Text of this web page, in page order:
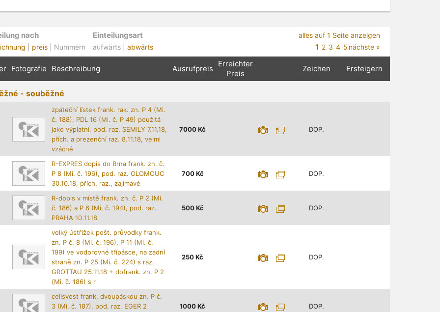
nach
preis| Nummern
Einteilungsart
aufwärts | abwärts
alles auf 1 Seite anzeigen
1 2 3 4 5 nächste »
Fotografie Beschreibung Ausrufpreis
Erreichter
Preis
Zeichen Ersteigern
- souběžné
zpáteční lístek frank. rak. zn. P 4 (Mi.
č. 188), PDL 16 (Mi. č. P 49) použitá
jako výplatní, pod. raz. SEMILY 7.11.18,
přích. a prezenční raz. 8.11.18, velmi
vzácné
7000Kč DOP.
R-EXPRES dopis do Brna frank. zn. č.
P 8 (Mi. č. 196), pod. raz. OLOMOUC
30.10.18, přích. raz., zajímavé
700 Kč DOP.
R-dopis v místě frank. zn. č. P 2 (Mi.
č. 186) a P 6 (Mi. č. 194), pod. raz.
PRAHA 10.11.18
500 Kč DOP.
velký ústřižek pošt. průvodky frank.
zn. P č. 8 (Mi. č. 196), P 11 (Mi. č.
199) ve vodorovné třípásce, na zadní
straně zn. P 25 (Mi. č. 224) s raz.
GROTTAU 25.11.18 + dofrank. zn. P 2
(Mi. č. 186) s r
250Kč DOP.
celisvost frank. dvoupáskou zn. P č.
3 (Mi. č. 187), pod. raz. EGER 2
1000Kč DOP.